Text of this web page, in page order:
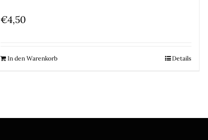
€4,50
In den Warenkorb Details